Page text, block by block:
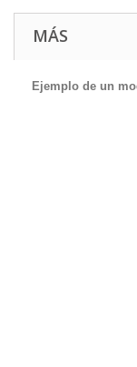
MÁS
Ejemplo de un